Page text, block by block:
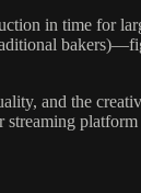
in time for
and the